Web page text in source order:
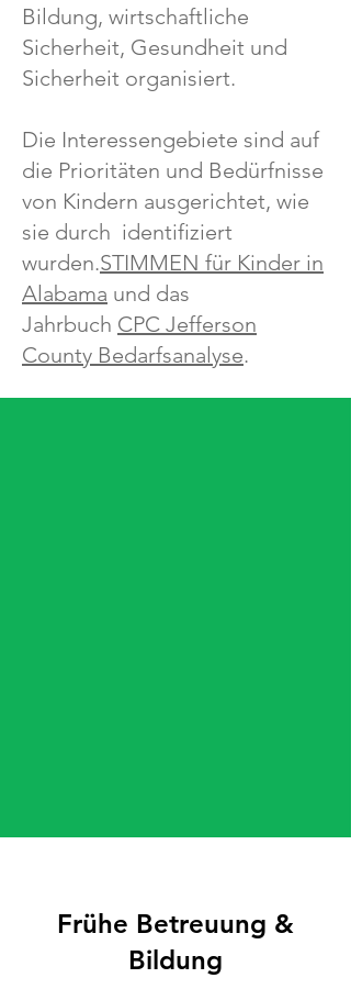
Bildung, wirtschaftliche
Sicherheit, Gesundheit und
Sicherheit organisiert.
Die Interessengebiete sind auf
die Prioritäten und Bedürfnisse
von Kindern ausgerichtet, wie
sie durch identifiziert
wurden.STIMMEN für Kinder in
Alabama und das
Jahrbuch CPC Jefferson
County Bedarfsanalyse.
Frühe Betreuung &
Bildung